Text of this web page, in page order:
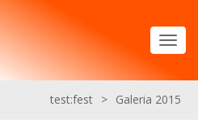
test:fest > Galeria 2015